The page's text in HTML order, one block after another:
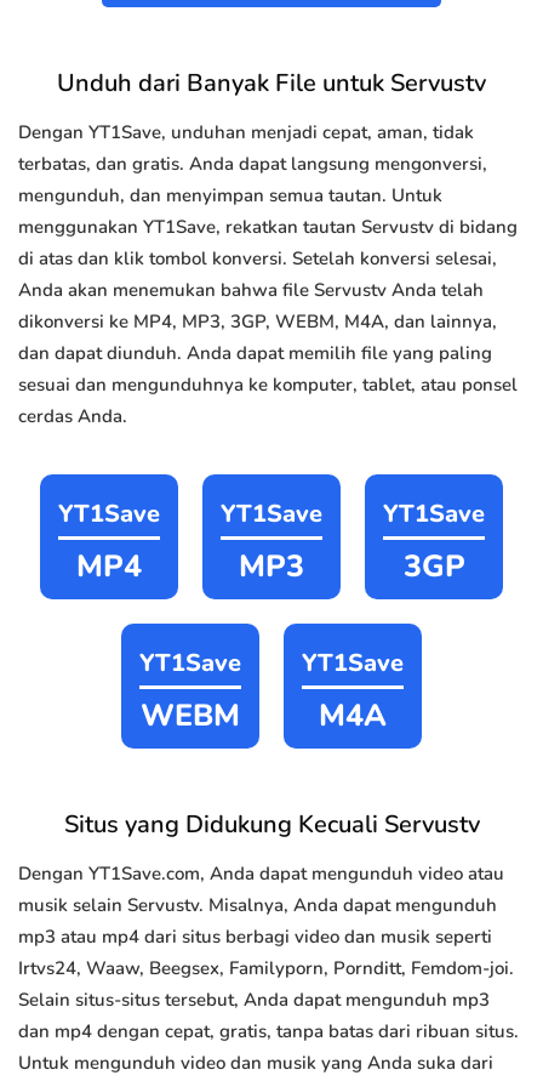
Unduh dari Banyak File untuk Servustv
Dengan YT1Save, unduhan menjadi cepat, aman, tidak
terbatas, dan gratis. Anda dapat langsung mengonversi,
mengunduh, dan menyimpan semua tautan. Untuk
menggunakan YT1Save, rekatkan tautan Servustv di bidang
di atas dan klik tombol konversi. Setelah konversi selesai,
Anda akan menemukan bahwa file Servustv Anda telah
dikonversi ke MP4, MP3, 3GP, WEBM, M4A, dan lainnya,
dan dapat diunduh. Anda dapat memilih file yang paling
sesuai dan mengunduhnya ke komputer, tablet, atau ponsel
cerdas Anda.
YT1Save
MP4
YT1Save
MP3
YT1Save
3GP
YT1Save
WEBM
YT1Save
M4A
Situs yang Didukung Kecuali Servustv
Dengan YT1Save.com, Anda dapat mengunduh video atau
musik selain Servustv. Misalnya, Anda dapat mengunduh
mp3 atau mp4 dari situs berbagi video dan musik seperti
Irtvs24, Waaw, Beegsex, Familyporn, Pornditt, Femdom-joi.
Selain situs-situs tersebut, Anda dapat mengunduh mp3
dan mp4 dengan cepat, gratis, tanpa batas dari ribuan situs.
Untuk mengunduh video dan musik yang Anda suka dari